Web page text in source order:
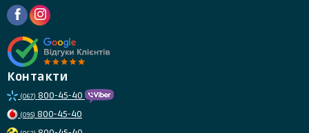
Контакти
(067) 800-45-40
(095) 800-45-40